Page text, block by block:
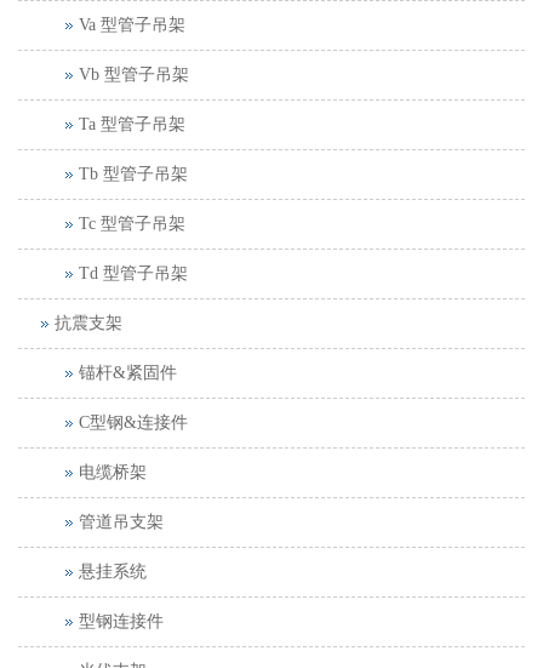
Va 型管子吊架
Vb 型管子吊架
Ta 型管子吊架
Tb 型管子吊架
Tc 型管子吊架
Td 型管子吊架
抗震支架
锚杆&紧固件
C型钢&连接件
电缆桥架
管道吊支架
悬挂系统
型钢连接件